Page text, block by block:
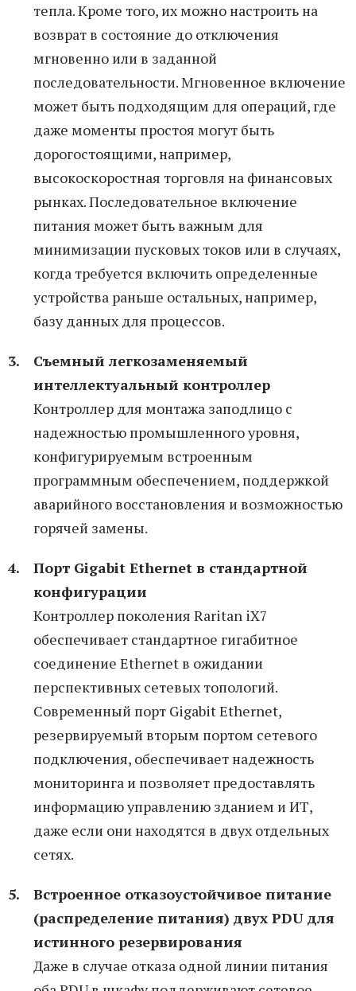
тепла. Кроме того, их можно настроить на
возврат в состояние до отключения
мгновенно или в заданной
последовательности. Мгновенное включение
может быть подходящим для операций, где
даже моменты простоя могут быть
дорогостоящими, например,
высокоскоростная торговля на финансовых
рынках. Последовательное включение
питания может быть важным для
минимизации пусковых токов или в случаях,
когда требуется включить определенные
устройства раньше остальных, например,
базу данных для процессов.
Съемный легкозаменяемый
интеллектуальный контроллер
Контроллер для монтажа заподлицо с
надежностью промышленного уровня,
конфигурируемым встроенным
программным обеспечением, поддержкой
аварийного восстановления и возможностью
горячей замены.
Порт Gigabit Ethernet в стандартной
конфигурации
Контроллер поколения Raritan iX7
обеспечивает стандартное гигабитное
соединение Ethernet в ожидании
перспективных сетевых топологий.
Современный порт Gigabit Ethernet,
резервируемый вторым портом сетевого
подключения, обеспечивает надежность
мониторинга и позволяет предоставлять
информацию управлению зданием и ИТ,
даже если они находятся в двух отдельных
сетях.
Встроенное отказоустойчивое питание
(распределение питания) двух PDU для
истинного резервирования
Даже в случае отказа одной линии питания